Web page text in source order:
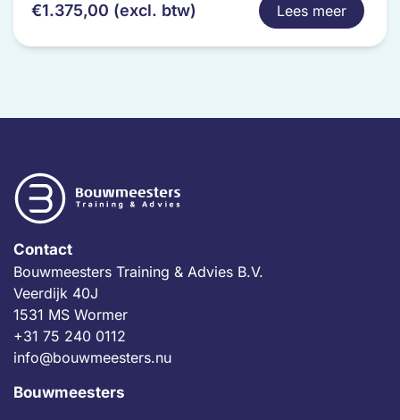
€1.375,00 (excl. btw) Lees meer
kan
Contact
Bouwmeesters Training & Advies B.V.
Veerdijk 40J
1531 MS Wormer
+31 75 240 0112
info@bouwmeesters.nu
Bouwmeesters